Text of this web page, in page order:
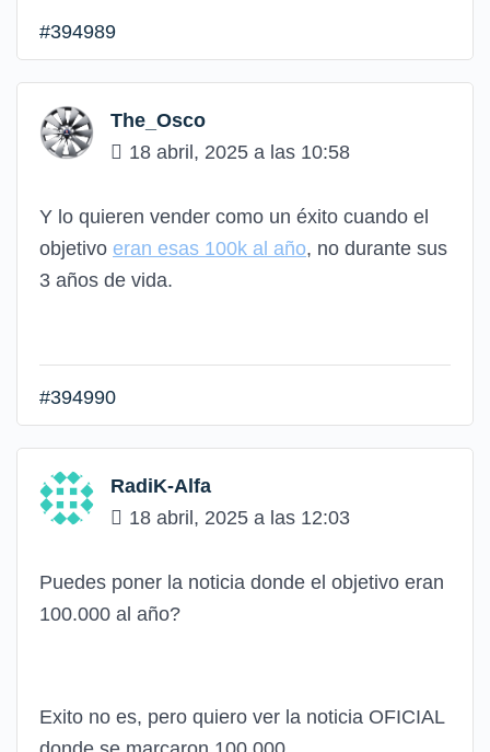
#394989
The_Osco
18 abril, 2025 a las 10:58
Y lo quieren vender como un éxito cuando el
objetivo eran esas 100k al año, no durante sus
3 años de vida.
#394990
RadiK-Alfa
18 abril, 2025 a las 12:03
Puedes poner la noticia donde el objetivo eran
100.000 al año?
Exito no es, pero quiero ver la noticia OFICIAL